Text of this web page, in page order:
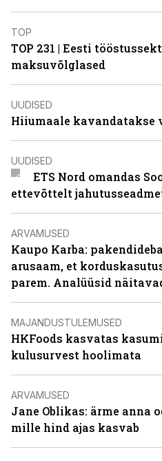
TOP
TOP 231 | Eesti
maksuvõlglased
UUDISED
Hiiumaale
UUDISED
ETS Nord omandas
ettevõttelt
ARVAMUSED
Kaupo Karba:
arusaam, et
parem. Analüüsid
MAJANDUSTULEMUSED
HKFoods kasvatas
kulusurvest hoolimata
ARVAMUSED
Jane Oblikas: ärme anna
mille hind ajas kasvab